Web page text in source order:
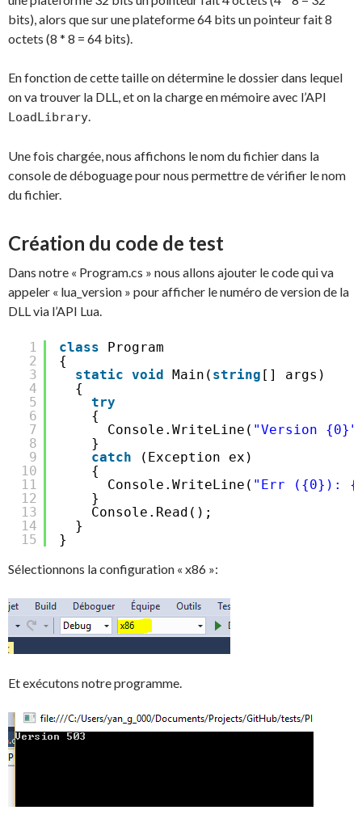
bits), alors que sur une plateforme 64 bits un pointeur fait 8
octets (8 * 8 = 64 bits).
En fonction de cette taille on détermine le dossier dans lequel
on va trouver la DLL, et on la charge en mémoire avec l’API
LoadLibrary.
Une fois chargée, nous affichons le nom du fichier dans la
console de déboguage pour nous permettre de vérifier le nom
du fichier.
Création du code de test
Dans notre « Program.cs » nous allons ajouter le code qui va
appeler « lua_version » pour afficher le numéro de version de la
DLL via l’API Lua.
1
2
3
4
5
6
7
8
9
10
11
12
13
14
15
class
Program
{
static void Main( string [] args)
{
try
{
Console.WriteLine( "Version {0}"
}
catch
(Exception ex)
{
Console.WriteLine( "Err ({0}):
}
Console.Read();
}
}
Sélectionnons la configuration « x86 »:
Et exécutons notre programme.